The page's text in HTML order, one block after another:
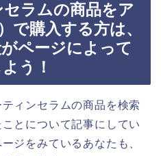
ラムの商品をア
で購入する方は、
ページによって
う！
ィンセラムの商品を検索
とについて記事にしてい
ジをみているあなたも、